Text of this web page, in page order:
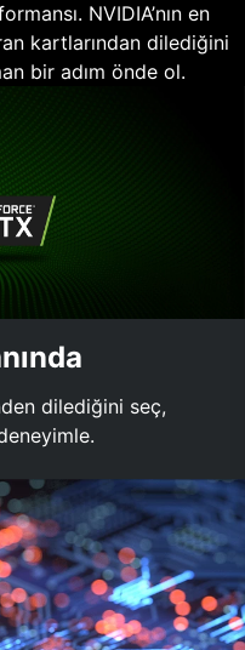
NVIDIA’nın en
kartlarından dilediğini
bir adım önde ol.
dilediğini seç,